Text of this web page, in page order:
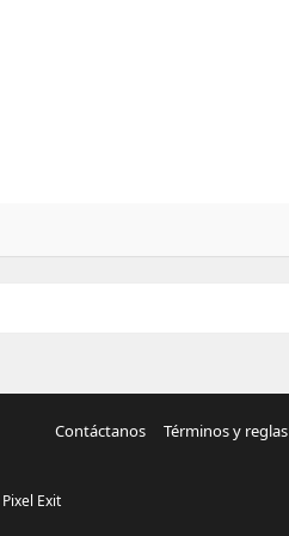
Contáctanos Términos y reglas
Pixel Exit